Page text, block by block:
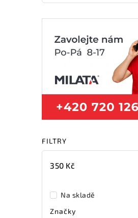
FILTRY
350 Kč
Na skladě
Značky